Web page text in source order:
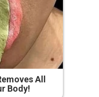
All
Body!